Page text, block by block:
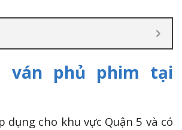
ván phủ phim tại
dụng cho khu vực Quận 5 và có